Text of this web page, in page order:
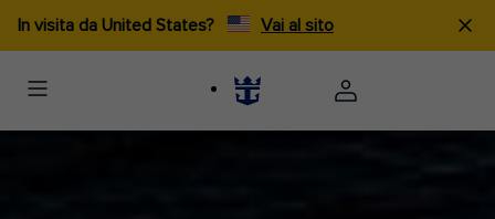
In visita da United States? Vai al sito